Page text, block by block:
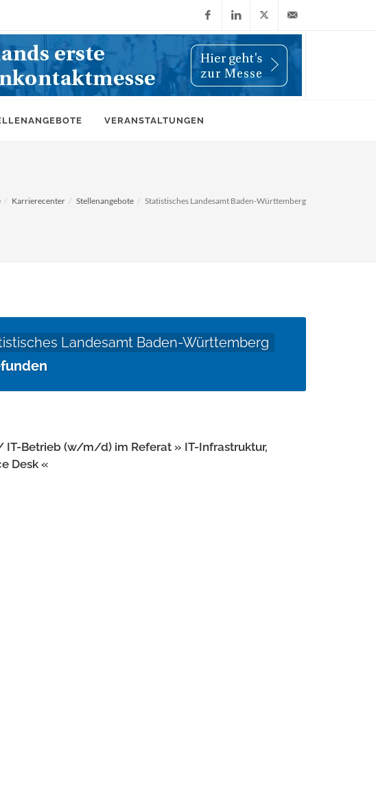
FacebookLinkedIn
X
(Twitter)
info@wiwi-
VERANSTALTUNGEN
Karrierecenter Stellenangebote Statistisches Landesamt Baden-Württemberg
Landesamt Baden-Württemberg
Betrieb (w/m/d) im Referat » IT-Infrastruktur,
Desk «